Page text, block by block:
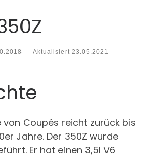
- Aktualisiert 23.05.2021
von Coupés reicht zurück bis
Jahre. Der 350Z wurde
Er hat einen 3,5l V6